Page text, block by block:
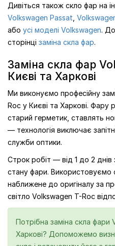
Дивіться також скло фар на
Volkswagen Passat
або усі моделі Volkswagen.
сторінці заміна скла фар.
Заміна скла фар
Києві та Харкові
Ми виконуємо професійну
Roc у Києві та Харкові.
старий герметик, ставлять
— технологія виключає
служби оптики.
Строк робіт — від 1 до 2 днів
стану фари. Використовуємо
наближене до оригіналу за
світло Volkswagen T-Roc
Потрібна заміна скла фари
Харкові? Допоможемо